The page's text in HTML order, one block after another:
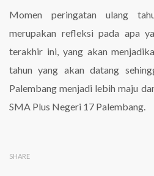
Momen peringatan ulang
merupakan refleksi pada apa
terakhir ini, yang akan
tahun yang akan datang
Palembang menjadi lebih maju
SMA Plus Negeri 17 Palembang.
SHARE